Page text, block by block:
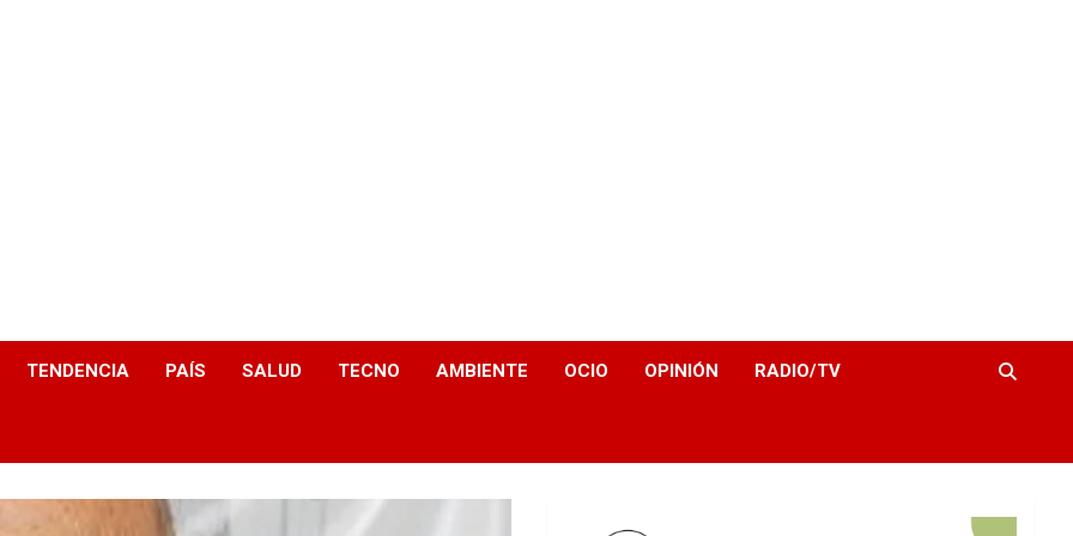
TENDENCIA PAÍS SALUD TECNO AMBIENTE OCIO OPINIÓN RADIO/TV